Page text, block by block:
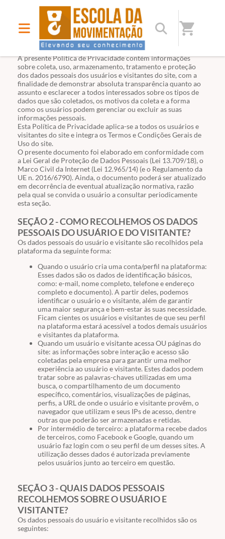
shopping_cart
SEÇÃO 1 - INFORMAÇÕES GERAIS
A presente Política de Privacidade contém informações
sobre coleta, uso, armazenamento, tratamento e proteção
dos dados pessoais dos usuários e visitantes do site, com a
finalidade de demonstrar absoluta transparência quanto ao
assunto e esclarecer a todos interessados sobre os tipos de
dados que são coletados, os motivos da coleta e a forma
como os usuários podem gerenciar ou excluir as suas
informações pessoais.
Esta Política de Privacidade aplica-se a todos os usuários e
visitantes do site e integra os Termos e Condições Gerais de
Uso do site.
O presente documento foi elaborado em conformidade com
a Lei Geral de Proteção de Dados Pessoais (Lei 13.709/18), o
Marco Civil da Internet (Lei 12.965/14) (e o Regulamento da
UE n. 2016/6790). Ainda, o documento poderá ser atualizado
em decorrência de eventual atualização normativa, razão
pela qual se convida o usuário a consultar periodicamente
esta seção.
SEÇÃO 2 - COMO RECOLHEMOS OS DADOS
PESSOAIS DO USUÁRIO E DO VISITANTE?
Os dados pessoais do usuário e visitante são recolhidos pela
plataforma da seguinte forma:
Quando o usuário cria uma conta/perfil na plataforma:
Esses dados são os dados de identificação básicos,
como: e-mail, nome completo, telefone e endereço
completo e documento). A partir deles, podemos
identificar o usuário e o visitante, além de garantir
uma maior segurança e bem-estar às suas necessidade.
Ficam cientes os usuários e visitantes de que seu perfil
na plataforma estará acessível a todos demais usuários
e visitantes da plataforma.
Quando um usuário e visitante acessa OU páginas do
site: as informações sobre interação e acesso são
coletadas pela empresa para garantir uma melhor
experiência ao usuário e visitante. Estes dados podem
tratar sobre as palavras-chaves utilizadas em uma
busca, o compartilhamento de um documento
específico, comentários, visualizações de páginas,
perfis, a URL de onde o usuário e visitante provêm, o
navegador que utilizam e seus IPs de acesso, dentre
outras que poderão ser armazenadas e retidas.
Por intermédio de terceiro: a plataforma recebe dados
de terceiros, como Facebook e Google, quando um
usuário faz login com o seu perfil de um desses sites. A
utilização desses dados é autorizada previamente
pelos usuários junto ao terceiro em questão.
SEÇÃO 3 - QUAIS DADOS PESSOAIS
RECOLHEMOS SOBRE O USUÁRIO E
VISITANTE?
Os dados pessoais do usuário e visitante recolhidos são os
seguintes: